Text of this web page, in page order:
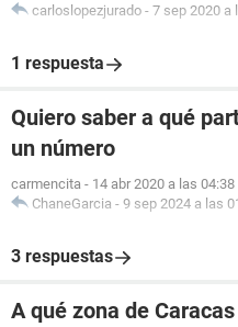
carloslopezjurado - 7 sep 2020 a
1 respuesta
Quiero saber a qué
un número
carmencita - 14 abr 2020 a las 04:38
ChaneGarcia - 9 sep 2024 a las
3 respuestas
A qué zona de